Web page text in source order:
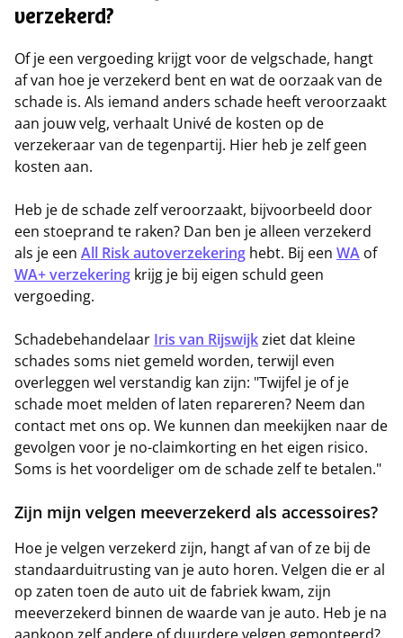
verzekerd?
Of je een vergoeding krijgt voor de velgschade, hangt
af van hoe je verzekerd bent en wat de oorzaak van de
schade is. Als iemand anders schade heeft veroorzaakt
aan jouw velg, verhaalt Univé de kosten op de
verzekeraar van de tegenpartij. Hier heb je zelf geen
kosten aan.
Heb je de schade zelf veroorzaakt, bijvoorbeeld door
een stoeprand te raken? Dan ben je alleen verzekerd
als je een All Risk autoverzekering hebt. Bij een WA of
WA+ verzekering krijg je bij eigen schuld geen
vergoeding.
Schadebehandelaar Iris van Rijswijkziet dat kleine
schades soms niet gemeld worden, terwijl even
overleggen wel verstandig kan zijn: "Twijfel je of je
schade moet melden of laten repareren? Neem dan
contact met ons op. We kunnen dan meekijken naar de
gevolgen voor je no-claimkorting en het eigen risico.
Soms is het voordeliger om de schade zelf te betalen."
Zijn mijn velgen meeverzekerd als accessoires?
Hoe je velgen verzekerd zijn, hangt af van of ze bij de
standaarduitrusting van je auto horen. Velgen die er al
op zaten toen de auto uit de fabriek kwam, zijn
meeverzekerd binnen de waarde van je auto. Heb je na